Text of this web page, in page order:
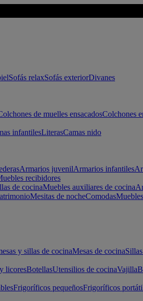
Sofás relaxSofás exteriorDivanes
de muelles ensacadosColchones
infantilesLiterasCamas nido
Armarios juvenilArmarios infantiles
recibidores
de cocinaMuebles auxiliares de cocina
Mesitas de nocheComodas
y sillas de cocinaMesas de cocina
licoresBotellasUtensilios de cocinaVajilla
Frigoríficos pequeñosFrigoríficos